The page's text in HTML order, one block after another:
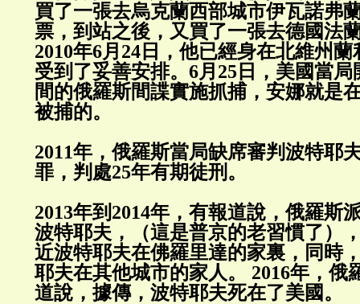
買了一張去烏克蘭西部城市伊瓦諾弗
票，到站之後，又買了一張去德國法
2010年6月24日，他已經身在北維州
受到了妥善安排。6月25日，美國當
間的俄羅斯間諜實施抓捕，安娜就是
被捕的。
2011年，俄羅斯當局缺席審判波特耶
罪，判處25年有期徒刑。
2013年到2014年，有報道說，俄羅斯
波特耶夫，（這是普京的老習慣了）
近波特耶夫在佛羅里達的家裏，同時
耶夫在其他城市的家人。 2016年，俄
道說，據傳，波特耶夫死在了美國。